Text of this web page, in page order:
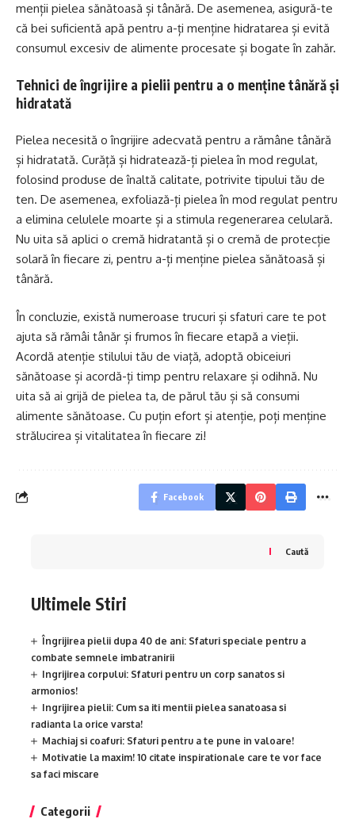
menții pielea sănătoasă și tânără. De asemenea, asigură-te
că bei suficientă apă pentru a-ți menține hidratarea și evită
consumul excesiv de alimente procesate și bogate în zahăr.
Tehnici de îngrijire a pielii pentru a o menține tânără și
hidratată
Pielea necesită o îngrijire adecvată pentru a rămâne tânără
și hidratată. Curăță și hidratează-ți pielea în mod regulat,
folosind produse de înaltă calitate, potrivite tipului tău de
ten. De asemenea, exfoliază-ți pielea în mod regulat pentru
a elimina celulele moarte și a stimula regenerarea celulară.
Nu uita să aplici o cremă hidratantă și o cremă de protecție
solară în fiecare zi, pentru a-ți menține pielea sănătoasă și
tânără.
În concluzie, există numeroase trucuri și sfaturi care te pot
ajuta să rămâi tânăr și frumos în fiecare etapă a vieții.
Acordă atenție stilului tău de viață, adoptă obiceiuri
sănătoase și acordă-ți timp pentru relaxare și odihnă. Nu
uita să ai grijă de pielea ta, de părul tău și să consumi
alimente sănătoase. Cu puțin efort și atenție, poți menține
strălucirea și vitalitatea în fiecare zi!
Facebook
Caută
Ultimele Stiri
Îngrijirea pielii dupa 40 de ani: Sfaturi speciale pentru a
combate semnele imbatranirii
Ingrijirea corpului: Sfaturi pentru un corp sanatos si
armonios!
Ingrijirea pielii: Cum sa iti mentii pielea sanatoasa si
radianta la orice varsta!
Machiaj si coafuri: Sfaturi pentru a te pune in valoare!
Motivatie la maxim! 10 citate inspirationale care te vor face
sa faci miscare
Categorii